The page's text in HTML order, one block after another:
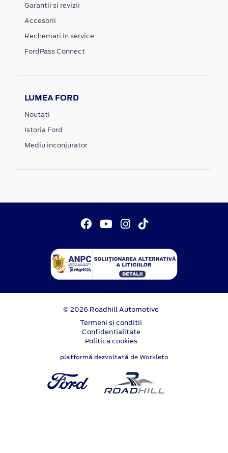
Garantii si revizii
Accesorii
Rechemari in service
FordPass Connect
LUMEA FORD
Noutati
Istoria Ford
Mediu inconjurator
© 2026 Roadhill Automotive
Termeni si conditii
Confidentialitate
Politica cookies
platformă dezvoltată de Workleto